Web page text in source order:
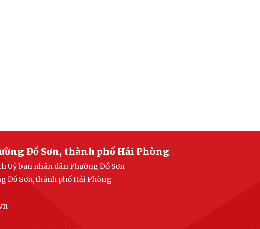
Đồ Sơn, thành phố Hải Phòng
Uỷ ban nhân dân Phường Đồ Sơn
Đồ Sơn, thành phố Hải Phòng